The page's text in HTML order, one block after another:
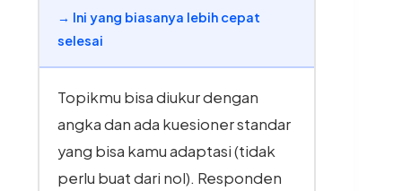
→ Ini yang biasanya lebih cepat
selesai
Topikmu bisa diukur dengan
angka dan ada kuesioner standar
yang bisa kamu adaptasi (tidak
perlu buat dari nol). Responden